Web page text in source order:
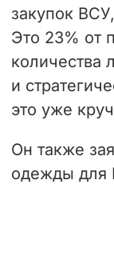
закупок
Это 23% от
количества
и
это уже
Он также
одежды для